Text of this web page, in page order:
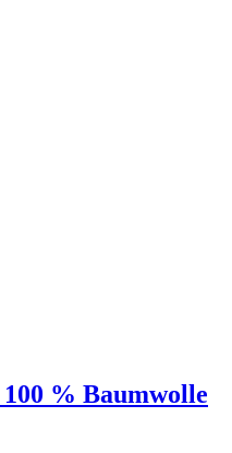
% Baumwolle